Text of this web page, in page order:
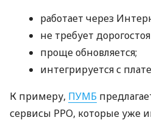
работает через
не требует
проще обновляется;
интегрируется с
К примеру, ПУМБ
сервисы РРО, которые уже